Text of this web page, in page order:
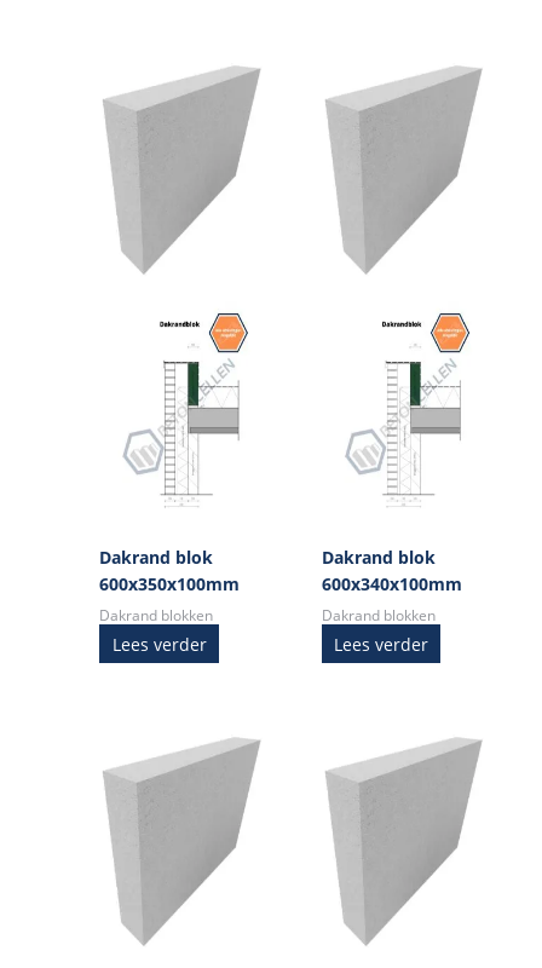
Dakrand blok
600x350x100mm
Dakrand blokken
Lees verder
Dakrand blok
600x340x100mm
Dakrand blokken
Lees verder